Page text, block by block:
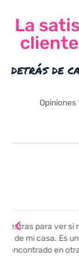
La
detrás de
Opiniones
Pedimos
envío fue
que nos han
escoger los